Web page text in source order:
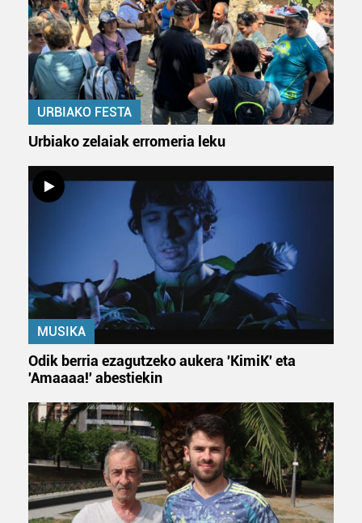
URBIAKO FESTA
Urbiako zelaiak erromeria leku
MUSIKA
Odik berria ezagutzeko aukera 'KimiK' eta
'Amaaaa!' abestiekin